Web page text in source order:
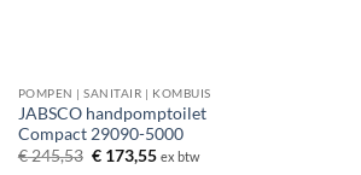
POMPEN | SANITAIR | KOMBUIS
JABSCO handpomptoilet
Compact 29090-5000
€245,53 Oorspronkelijke
€173,55Huidige
ex btw